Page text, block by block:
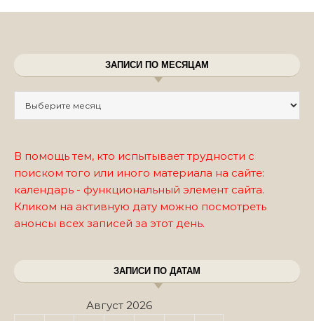
ЗАПИСИ ПО МЕСЯЦАМ
В помощь тем, кто испытывает трудности с
поиском того или иного материала на сайте:
календарь - функциональный элемент сайта.
Кликом на активную дату можно посмотреть
анонсы всех записей за этот день.
ЗАПИСИ ПО ДАТАМ
Август 2026